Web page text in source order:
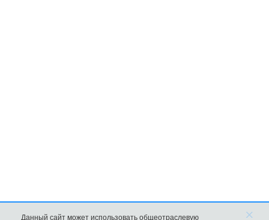
Данный сайт может использовать общеотраслевую ×